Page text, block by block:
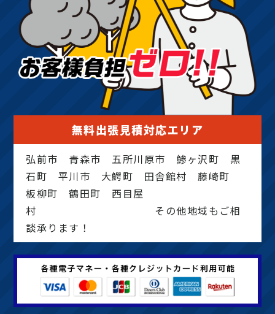
無料出張見積対応エリア
弘前市 青森市 五所川原市 鯵ヶ沢町 黒
石町 平川市 大鰐町 田舎館村 藤崎町
板柳町 鶴田町 西目屋
村 その他地域もご相
談承ります！